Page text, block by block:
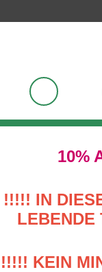
10%
!!!!! IN
LEBENDE
!!!!! KEIN